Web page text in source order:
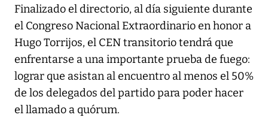
Finalizado el directorio, al día siguiente durante
el Congreso Nacional Extraordinario en honor a
Hugo Torrijos, el CEN transitorio tendrá que
enfrentarse a una importante prueba de fuego:
lograr que asistan al encuentro al menos el 50%
de los delegados del partido para poder hacer
el llamado a quórum.